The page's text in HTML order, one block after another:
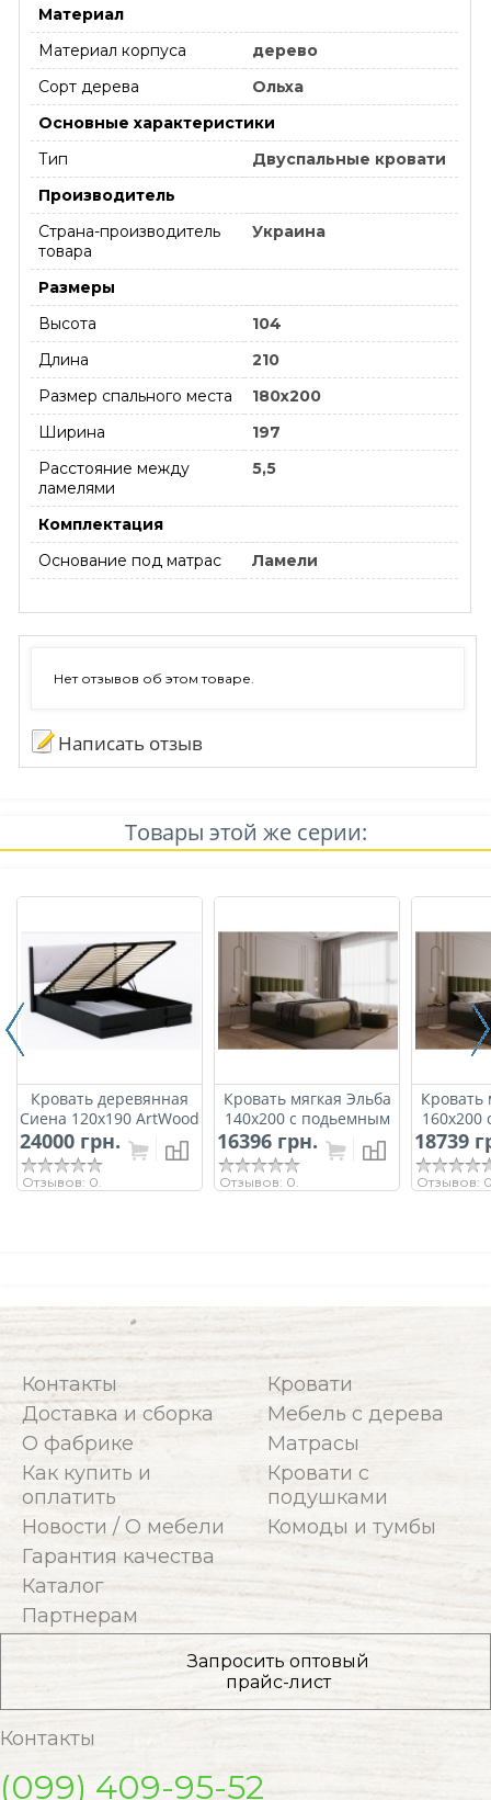
Материал
Материал корпуса
дерево
Сорт дерева
Ольха
Основные характеристики
Тип
Двуспальные кровати
Производитель
Страна-производитель
товара
Украина
Размеры
Высота
104
Длина
210
Размер спального места
180х200
Ширина
197
Расстояние между
ламелями
5,5
Комплектация
Основание под матрас
Ламели
Нет отзывов об этом товаре.
Написать отзыв
Товары этой же серии:
Кровать деревянная
Сиена 120х190 ArtWood
c подьемным
механизмом
24000 грн.
Отзывов: 0.
Кровать мягкая Эльба
140х200 с подьемным
механизмом ArtWood
16396 грн.
Отзывов: 0.
Кровать
18739
Отзывов:
Контакты
Доставка и сборка
О фабрике
Как купить и
оплатить
Новости / О мебели
Гарантия качества
Каталог
Партнерам
Кровати
Мебель с дерева
Матрасы
Кровати с
подушками
Комоды и тумбы
Запросить оптовый
прайс-лист
Контакты
(099) 409-95-52